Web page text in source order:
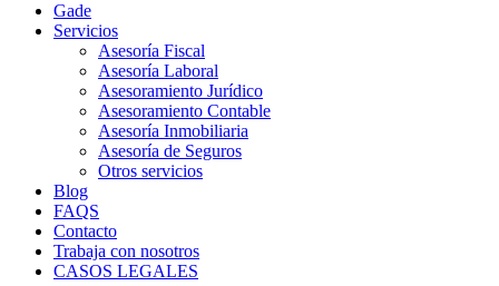
Gade
Servicios
Asesoría Fiscal
Asesoría Laboral
Asesoramiento Jurídico
Asesoramiento Contable
Asesoría Inmobiliaria
Asesoría de Seguros
Otros servicios
Blog
FAQS
Contacto
Trabaja con nosotros
CASOS LEGALES